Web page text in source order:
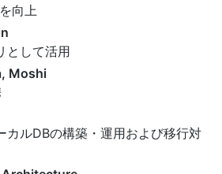
向上
として活用
Moshi
カルDBの構築・運用および移行対